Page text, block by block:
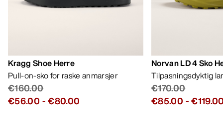
Kragg Shoe Herre
Pull-on-sko for raske anmarsjer
€160.00
€56.00 -€80.00
Norvan LD 4 Sko
Tilpasningsdyktig
€170.00
€85.00 -